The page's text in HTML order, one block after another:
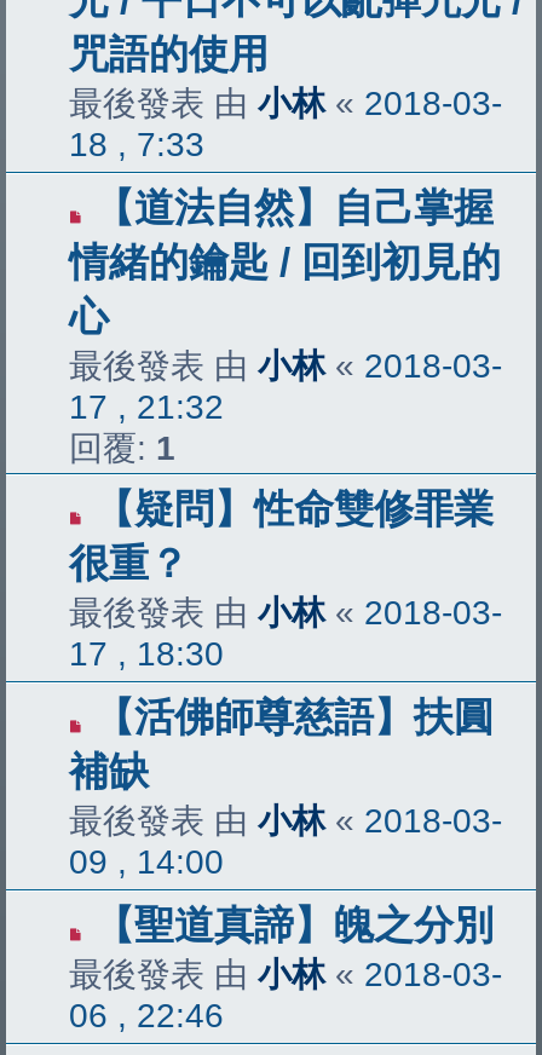
咒語的使用
最後發表 由 小林« 2018-03-
18 , 7:33
【道法自然】自己掌握
情緒的鑰匙 / 回到初見的
心
最後發表 由 小林« 2018-03-
17 , 21:32
回覆: 1
【疑問】性命雙修罪業
很重？
最後發表 由 小林« 2018-03-
17 , 18:30
【活佛師尊慈語】扶圓
補缺
最後發表 由 小林« 2018-03-
09 , 14:00
【聖道真諦】魄之分別
最後發表 由 小林« 2018-03-
06 , 22:46